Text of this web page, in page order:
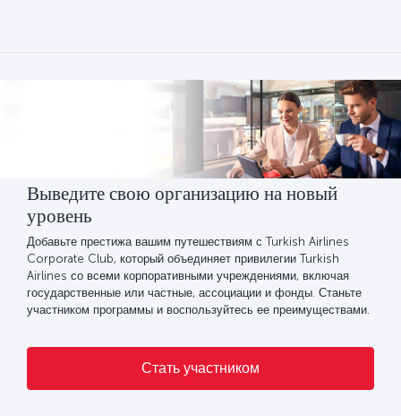
Выведите свою организацию на новый
уровень
Добавьте престижа вашим путешествиям с Turkish Airlines
Corporate Club, который объединяет привилегии Turkish
Airlines со всеми корпоративными учреждениями, включая
государственные или частные, ассоциации и фонды. Станьте
участником программы и воспользуйтесь ее преимуществами.
Стать участником